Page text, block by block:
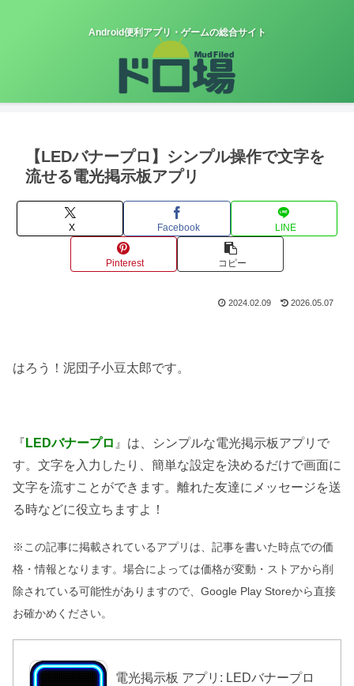
Android便利アプリ・ゲームの総合サイト
【LEDバナープロ】シンプル操作で文字を
流せる電光掲示板アプリ
X Facebook LINE
Pinterest コピー
2024.02.09 2026.05.07
はろう！泥団子小豆太郎です。
『 LEDバナープロ 』は、シンプルな電光掲示板アプリで
す。文字を入力したり、簡単な設定を決めるだけで画面に
文字を流すことができます。離れた友達にメッセージを送
る時などに役立ちますよ！
※この記事に掲載されているアプリは、記事を書いた時点での価
格・情報となります。場合によっては価格が変動・ストアから削
除されている可能性がありますので、Google Play Storeから直接
お確かめください。
電光掲示板 アプリ: LEDバナープロ